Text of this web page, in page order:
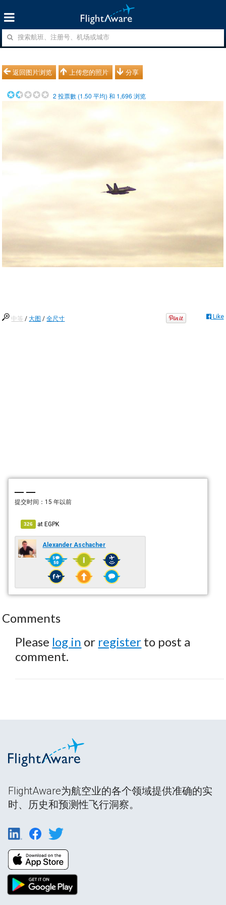
返回图片浏览 上传您的照片 分享
2 投票數 (1.50 平均) 和 1,696 浏览
中等 /大图 /全尺寸 Like
— —
提交时间： 15 年以前
326 atEGPK
Alexander Aschacher
Comments
Please log in or register to post a
comment.
FlightAware为航空业的各个领域提供准确的实
时、历史和预测性飞行洞察。